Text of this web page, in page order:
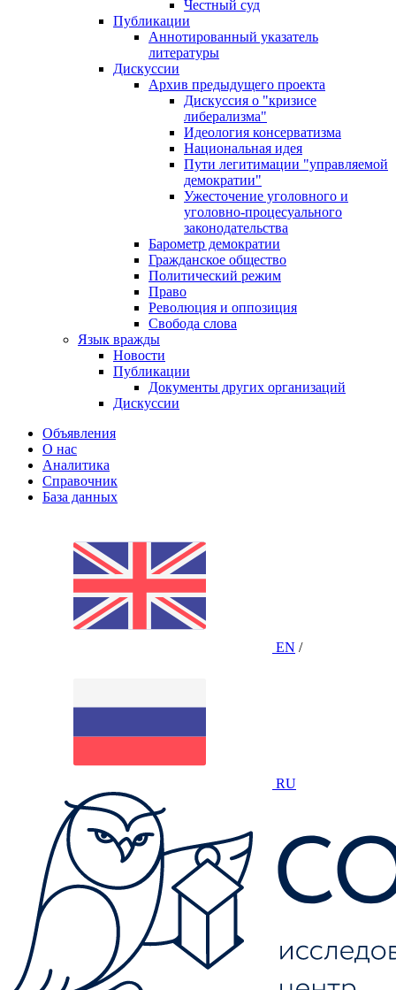
Честный суд
Публикации
Аннотированный указатель
литературы
Дискуссии
Архив предыдущего проекта
Дискуссия о "кризисе
либерализма"
Идеология консерватизма
Национальная идея
Пути легитимации "управляемой
демократии"
Ужесточение уголовного и
уголовно-процесуального
законодательства
Барометр демократии
Гражданское общество
Политический режим
Право
Революция и оппозиция
Свобода слова
Язык вражды
Новости
Публикации
Документы других организаций
Дискуссии
Объявления
О нас
Аналитика
Справочник
База данных
EN /
RU